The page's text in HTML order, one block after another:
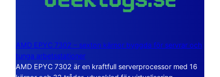
AMD EPYC 7302 – sexton kärnor byggda för servrar och
tunga arbetsstationer
AMD EPYC 7302 är en kraftfull serverprocessor med 16